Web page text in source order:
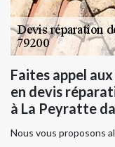
Faites appel
en devis
à La Peyratte
Nous vous proposons